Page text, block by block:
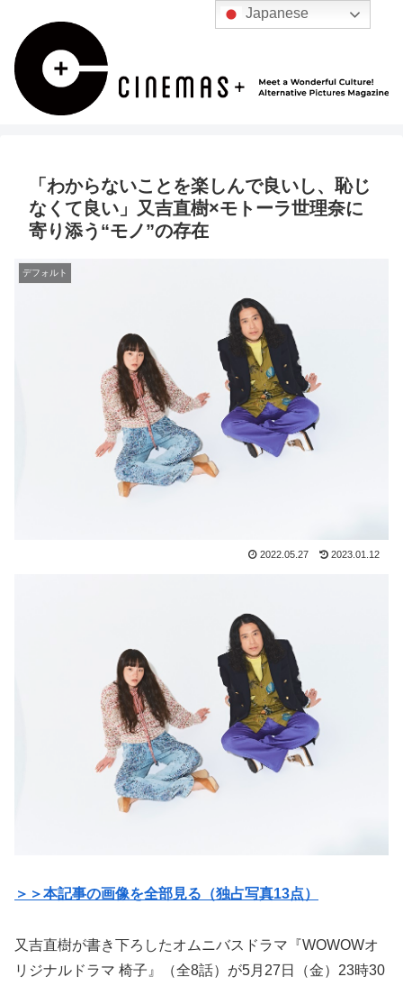
「わからないことを楽しんで良いし、恥じ
なくて良い」又吉直樹×モトーラ世理奈に
寄り添う“モノ”の存在
デフォルト
2022.05.27 2023.01.12
＞＞本記事の画像を全部見る（独占写真13点）
又吉直樹が書き下ろしたオムニバスドラマ『WOWOWオ
リジナルドラマ 椅子』（全8話）が5月27日（金）23時30
Japanese